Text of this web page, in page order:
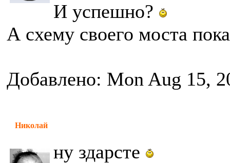
И успешно?
А схему своего моста
Добавлено: Mon Aug 15,
Николай
ну здарсте